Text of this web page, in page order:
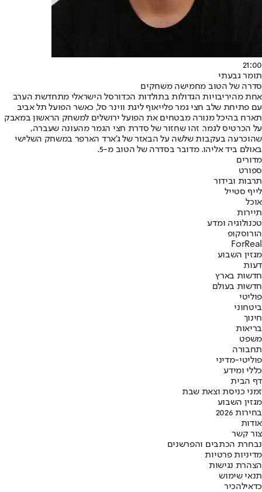
21:00
תומר גבעתי
סדרה של הטוב מחמישה משחקים
אחת מהיריבויות הגדולות בתולדות הכדורסל הישראלי מתחדשת הערב
עם פתיחת שלב חצי גמר פלייאוף ליגת ווינר סל, כאשר הפועל תל אביב
תארח בהיכל מנורה מבטחים את הפועל ירושלים למשחק הראשון במאבק
על הכרטיס לגמר. זהו שחזור של סדרת חצי הגמר מהעונה שעברה,
שהוכרעה בעקבות שלשה על הבאזר של ג'ארד הארפר במשחק השלישי
באולם ביד אליהו. מדובר בסדרה של הטוב מ-5.
מדורים
ספורט
תרבות ובידור
לייף סטייל
אוכל
תיירות
טכנולוגיה ומדע
הורוסקופ
ForReal
מגזין השבוע
דעות
חדשות בארץ
חדשות בעולם
פוליטי
ביטחוני
חינוך
בריאות
משפט
תחבורה
פוליטי-מדיני
כללי ומידע
דף הבית
זמני כניסת וצאת שבת
מגזין השבוע
בחירות 2026
אודות
צור קשר
נבחרת הכתבים והפרשנים
מדיניות פרטיות
הצהרת נגישות
תנאי שימוש
כדאילהכיר